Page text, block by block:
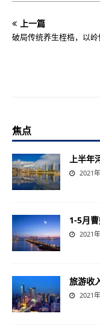
上一篇
破局传统养生桎梏，以
焦点
上半年
2021
1-5月
2021
旅游收
2021